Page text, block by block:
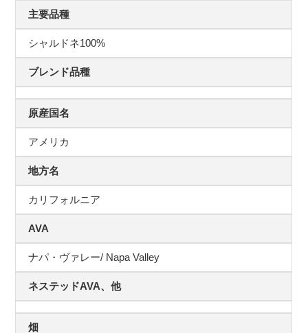
主要品種
シャルドネ100%
ブレンド品種
原産国名
アメリカ
地方名
カリフォルニア
AVA
ナパ・ヴァレー/ Napa Valley
ネステッドAVA、他
畑